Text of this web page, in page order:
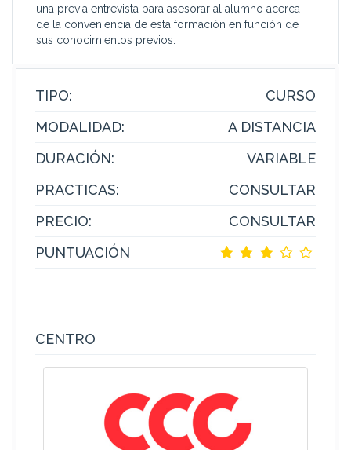
una previa entrevista para asesorar al alumno acerca
de la conveniencia de esta formación en función de
sus conocimientos previos.
TIPO:
CURSO
MODALIDAD:
A DISTANCIA
DURACIÓN:
VARIABLE
PRACTICAS:
CONSULTAR
PRECIO:
CONSULTAR
PUNTUACIÓN
CENTRO